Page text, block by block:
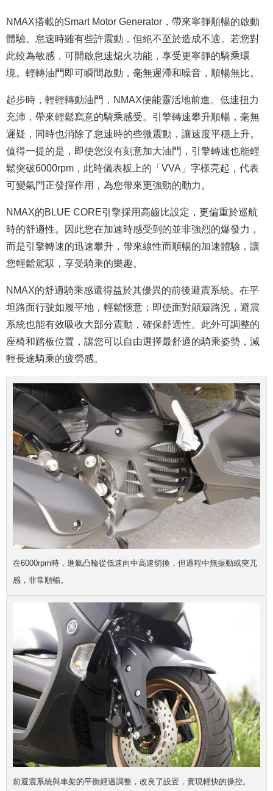
NMAX搭載的Smart Motor Generator，帶來寧靜順暢的啟動
體驗。怠速時雖有些許震動，但絕不至於造成不適。若您對
此較為敏感，可開啟怠速熄火功能，享受更寧靜的騎乘環
境。輕轉油門即可瞬間啟動，毫無遲滯和噪音，順暢無比。
起步時，輕輕轉動油門，NMAX便能靈活地前進。低速扭力
充沛，帶來輕鬆寫意的騎乘感受。引擎轉速攀升順暢，毫無
遲疑，同時也消除了怠速時的些微震動，讓速度平穩上升。
值得一提的是，即使您沒有刻意加大油門，引擎轉速也能輕
鬆突破6000rpm，此時儀表板上的「VVA」字樣亮起，代表
可變氣門正發揮作用，為您帶來更強勁的動力。
NMAX的BLUE CORE引擎採用高齒比設定，更偏重於巡航
時的舒適性。因此您在加速時感受到的並非強烈的爆發力，
而是引擎轉速的迅速攀升，帶來線性而順暢的加速體驗，讓
您輕鬆駕馭，享受騎乘的樂趣。
NMAX的舒適騎乘感還得益於其優異的前後避震系統。在平
坦路面行驶如履平地，輕鬆愜意；即使面對顛簸路況，避震
系統也能有效吸收大部分震動，確保舒適性。此外可調整的
座椅和踏板位置，讓您可以自由選擇最舒適的騎乘姿勢，減
輕長途騎乘的疲勞感。
在6000rpm時，進氣凸輪從低速向中高速切換，但過程中無振動或突兀
感，非常順暢。
前避震系統與車架的平衡經過調整，改良了設置，實現輕快的操控。